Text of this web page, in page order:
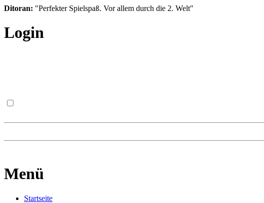
Ditoran: "Perfekter Spielspaß. Vor allem durch die 2. Welt"
Login
Menü
Startseite